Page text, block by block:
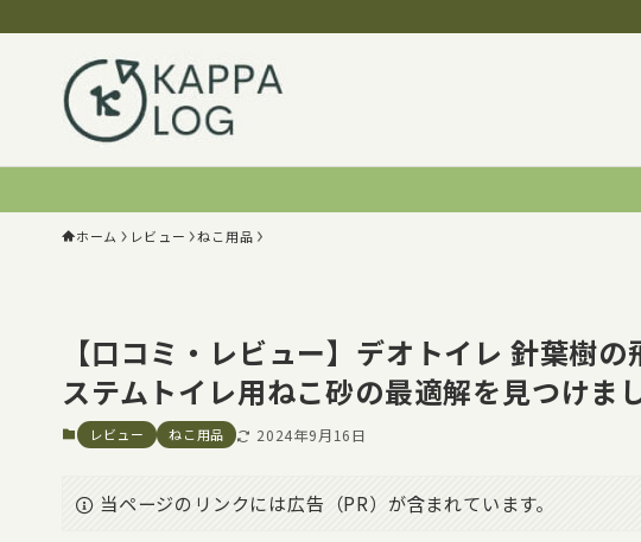
ホーム レビュー ねこ用品
【口コミ・レビュー】デオトイレ 針葉樹
ステムトイレ用ねこ砂の最適解を見つけま
レビュー ねこ用品 2024年9月16日
当ページのリンクには広告（PR）が含まれています。